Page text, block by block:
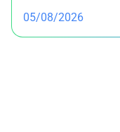
05/08/2026